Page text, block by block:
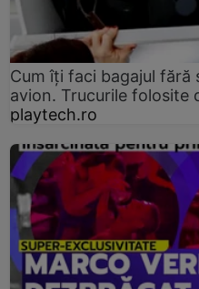
Cum îți faci bagajul fără
avion. Trucurile folosite
playtech.ro